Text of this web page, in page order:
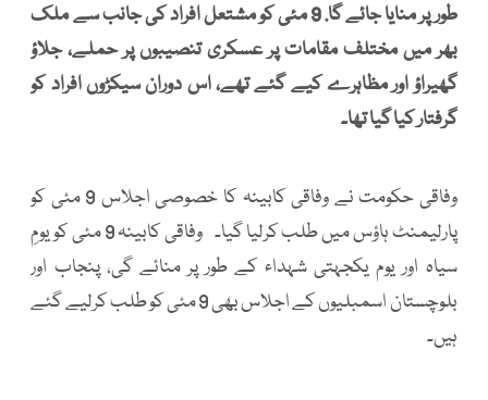
طور پر منایا جائے گا. 9 مئی کو مشتعل افراد کی جانب سے ملک
بھر میں مختلف مقامات پر عسکری تنصیبوں پر حملے، جلاؤ
گھیراؤ اور مظاہرے کیے گئے تھے، اس دوران سیکڑوں افراد کو
گرفتار کیا گیا تھا۔
وفاقی حکومت نے وفاقی کابینہ کا خصوصی اجلاس 9 مئی کو
پارلیمنٹ ہاؤس میں طلب کرلیا گیا۔ وفاقی کابینہ 9 مئی کو یومِ
سیاہ اور یوم یکجہتی شہداء کے طور پر منائے گی، پنجاب اور
بلوچستان اسمبلیوں کے اجلاس بھی 9 مئی کو طلب کرلیے گئے
ہیں۔